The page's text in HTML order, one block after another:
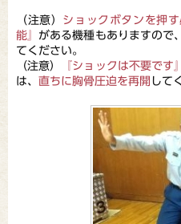
（注意） ショックボタンを押
能』 がある機種もありますので
てください。
（注意）
『ショックは不要です』
は、 直ちに胸骨圧迫を再開 して